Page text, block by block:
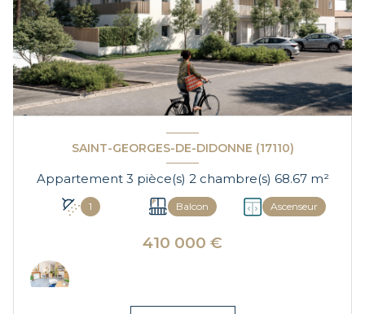
SAINT-GEORGES-DE-DIDONNE (17110)
Appartement 3 pièce(s) 2 chambre(s) 68.67 m²
1 Balcon Ascenseur
410 000 €